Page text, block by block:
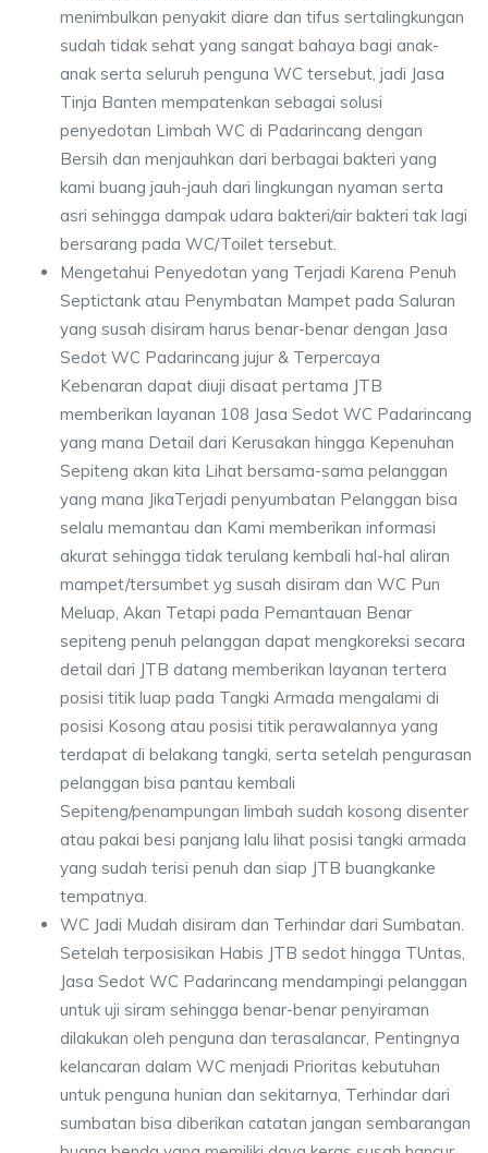
menimbulkan penyakit diare dan tifus sertalingkungan
sudah tidak sehat yang sangat bahaya bagi anak-
anak serta seluruh penguna WC tersebut, jadi Jasa
Tinja Banten mempatenkan sebagai solusi
penyedotan Limbah WC di Padarincang dengan
Bersih dan menjauhkan dari berbagai bakteri yang
kami buang jauh-jauh dari lingkungan nyaman serta
asri sehingga dampak udara bakteri/air bakteri tak lagi
bersarang pada WC/Toilet tersebut.
Mengetahui Penyedotan yang Terjadi Karena Penuh
Septictank atau Penymbatan Mampet pada Saluran
yang susah disiram harus benar-benar dengan Jasa
Sedot WC Padarincang jujur & Terpercaya
Kebenaran dapat diuji disaat pertama JTB
memberikan layanan 108 Jasa Sedot WC Padarincang
yang mana Detail dari Kerusakan hingga Kepenuhan
Sepiteng akan kita Lihat bersama-sama pelanggan
yang mana JikaTerjadi penyumbatan Pelanggan bisa
selalu memantau dan Kami memberikan informasi
akurat sehingga tidak terulang kembali hal-hal aliran
mampet/tersumbet yg susah disiram dan WC Pun
Meluap, Akan Tetapi pada Pemantauan Benar
sepiteng penuh pelanggan dapat mengkoreksi secara
detail dari JTB datang memberikan layanan tertera
posisi titik luap pada Tangki Armada mengalami di
posisi Kosong atau posisi titik perawalannya yang
terdapat di belakang tangki, serta setelah pengurasan
pelanggan bisa pantau kembali
Sepiteng/penampungan limbah sudah kosong disenter
atau pakai besi panjang lalu lihat posisi tangki armada
yang sudah terisi penuh dan siap JTB buangkanke
tempatnya.
WC Jadi Mudah disiram dan Terhindar dari Sumbatan.
Setelah terposisikan Habis JTB sedot hingga TUntas,
Jasa Sedot WC Padarincang mendampingi pelanggan
untuk uji siram sehingga benar-benar penyiraman
dilakukan oleh penguna dan terasalancar, Pentingnya
kelancaran dalam WC menjadi Prioritas kebutuhan
untuk penguna hunian dan sekitarnya, Terhindar dari
sumbatan bisa diberikan catatan jangan sembarangan